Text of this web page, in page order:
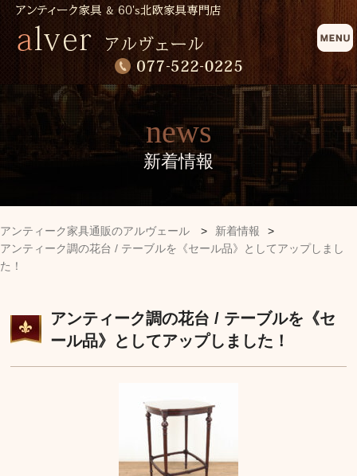
news
新着情報
アンティーク家具通販のアルヴェール > 新着情報
>
アンティーク調の花台 / テーブルを《セール品》としてアップしまし
た！
アンティーク調の花台 / テーブルを《セ
ール品》としてアップしました！